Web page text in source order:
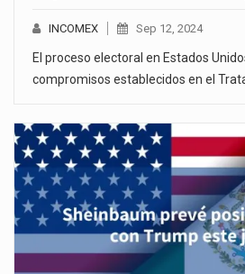
INCOMEX Sep 12, 2024
El proceso electoral en Estados
compromisos establecidos en el